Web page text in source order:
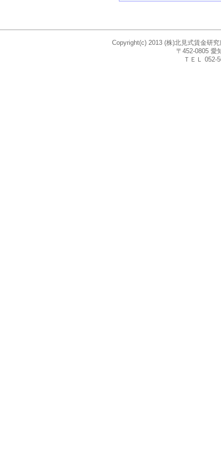
Copyright(c) 2013 (株)北見式賃金研
〒452-0805 愛
ＴＥＬ 052-